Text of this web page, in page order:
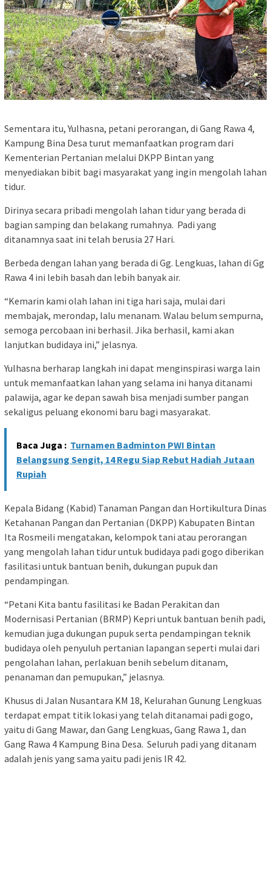
Sementara itu, Yulhasna, petani perorangan, di Gang Rawa 4,
Kampung Bina Desa turut memanfaatkan program dari
Kementerian Pertanian melalui DKPP Bintan yang
menyediakan bibit bagi masyarakat yang ingin mengolah lahan
tidur.
Dirinya secara pribadi mengolah lahan tidur yang berada di
bagian samping dan belakang rumahnya. Padi yang
ditanamnya saat ini telah berusia 27 Hari.
Berbeda dengan lahan yang berada di Gg. Lengkuas, lahan di Gg
Rawa 4 ini lebih basah dan lebih banyak air.
“Kemarin kami olah lahan ini tiga hari saja, mulai dari
membajak, merondap, lalu menanam. Walau belum sempurna,
semoga percobaan ini berhasil. Jika berhasil, kami akan
lanjutkan budidaya ini,” jelasnya.
Yulhasna berharap langkah ini dapat menginspirasi warga lain
untuk memanfaatkan lahan yang selama ini hanya ditanami
palawija, agar ke depan sawah bisa menjadi sumber pangan
sekaligus peluang ekonomi baru bagi masyarakat.
Baca Juga : Turnamen Badminton PWI Bintan
Belangsung Sengit, 14 Regu Siap Rebut Hadiah Jutaan
Rupiah
Kepala Bidang (Kabid) Tanaman Pangan dan Hortikultura Dinas
Ketahanan Pangan dan Pertanian (DKPP) Kabupaten Bintan
Ita Rosmeili mengatakan, kelompok tani atau perorangan
yang mengolah lahan tidur untuk budidaya padi gogo diberikan
fasilitasi untuk bantuan benih, dukungan pupuk dan
pendampingan.
“Petani Kita bantu fasilitasi ke Badan Perakitan dan
Modernisasi Pertanian (BRMP) Kepri untuk bantuan benih padi,
kemudian juga dukungan pupuk serta pendampingan teknik
budidaya oleh penyuluh pertanian lapangan seperti mulai dari
pengolahan lahan, perlakuan benih sebelum ditanam,
penanaman dan pemupukan,” jelasnya.
Khusus di Jalan Nusantara KM 18, Kelurahan Gunung Lengkuas
terdapat empat titik lokasi yang telah ditanamai padi gogo,
yaitu di Gang Mawar, dan Gang Lengkuas, Gang Rawa 1, dan
Gang Rawa 4 Kampung Bina Desa. Seluruh padi yang ditanam
adalah jenis yang sama yaitu padi jenis IR 42.